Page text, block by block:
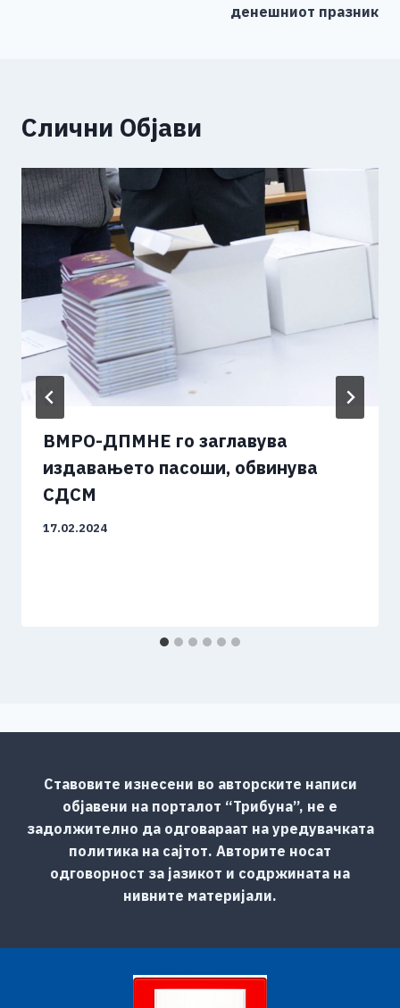
денешниот празник
Слични Објави
ВМРО-ДПМНЕ го заглавува
издавањето пасоши, обвинува
СДСМ
17.02.2024
Ставовите изнесени во авторските написи
објавени на порталот “Трибуна”, не е
задолжително да одговараат на уредувачката
политика на сајтот. Авторите носат
одговорност за јазикот и содржината на
нивните материјали.